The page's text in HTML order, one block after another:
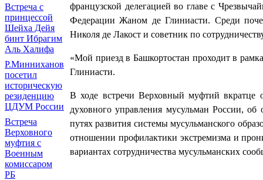
Встреча с
принцессой
Шейха Дейя
бинт Ибрагим
Аль Халифа
Р.Минниханов
посетил
историческую
резиденцию
ЦДУМ России
Встреча
Верховного
муфтия с
Военным
комиссаром
РБ
французской делегацией во главе с
Федерации Жаном де Глиниасти. Среди
Николя де Лакост и советник по
«Мой приезд в Башкортостан проходит в
Глиниасти.
В ходе встречи Верховный муфтий вкратце
духовного управления мусульман России, об
путях развития системы мусульманского
отношении профилактики экстремизма и
вариантах сотрудничества мусульманских